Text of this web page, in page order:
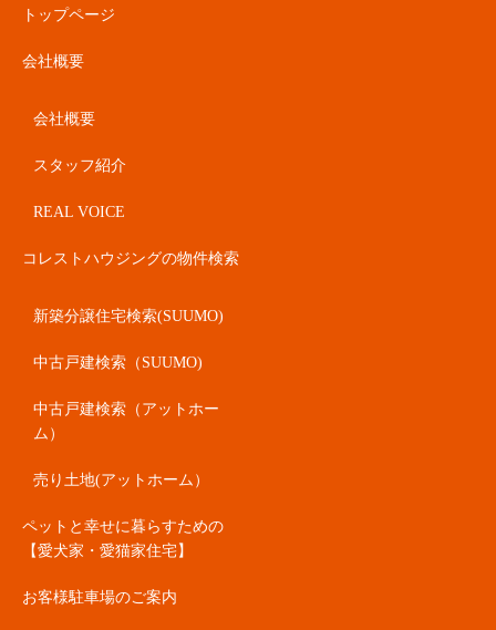
トップページ
会社概要
会社概要
スタッフ紹介
REAL VOICE
コレストハウジングの物件検索
新築分譲住宅検索(SUUMO)
中古戸建検索（SUUMO)
中古戸建検索（アットホー
ム）
売り土地(アットホーム）
ペットと幸せに暮らすための
【愛犬家・愛猫家住宅】
お客様駐車場のご案内